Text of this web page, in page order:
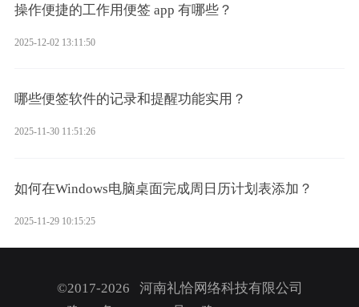
操作便捷的工作用便签 app 有哪些？
2025-12-02 13:11:50
哪些便签软件的记录和提醒功能实用？
2025-11-30 11:51:26
如何在Windows电脑桌面完成周日历计划表添加？
2025-11-29 10:15:25
©2017-2026 河南礼恰网络科技有限公司